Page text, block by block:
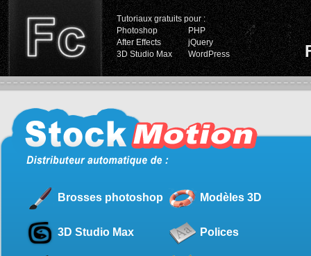
Tutoriaux gratuits pour :
Photoshop
PHP
After Effects
jQuery
3D Studio Max
WordPress
Brosses photoshop Modèles 3D
3D Studio Max Polices